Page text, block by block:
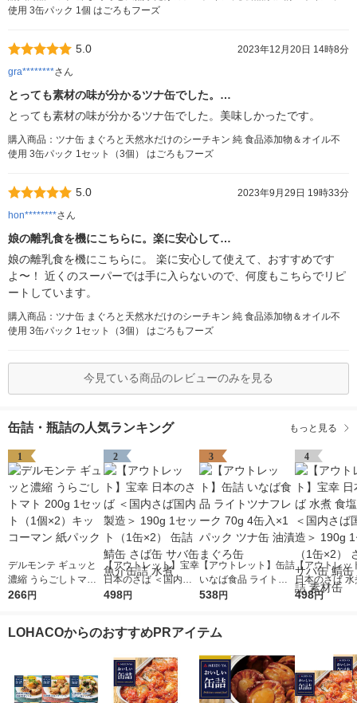
使用 3缶パック 1個 はごろもフーズ
5.0
2023年12月20日 14時8分
gra********さん
とっても素材の味が分かるツナ缶でした。…
とっても素材の味が分かるツナ缶でした。美味しかったです。
購入商品：ツナ缶 まぐろと天然水だけのシーチキン 純 食品添加物＆オイル不
使用 3缶パック 1セット（3個） はごろもフーズ
5.0
2023年9月29日 19時33分
hon********さん
娘の離乳食を機にこちらに。楽に安心して…
娘の離乳食を機にこちらに。 楽に安心して使えて、おすすめです
よ〜！ 近くのスーパーでは手に入らないので、何度もこちらでリピ
ートしています。
購入商品：ツナ缶 まぐろと天然水だけのシーチキン 純 食品添加物＆オイル不
使用 3缶パック 1セット（3個） はごろもフーズ
今見ている商品のレビューのみを見る
缶詰・瓶詰の人気ランキング もっと見る
1
デルモンテ ギュッと
濃縮 うらごしトマト
200g 1セット（1個×
266円
2
【アウトレット】宝幸
日本のさば ＜国内さ
ば国内製造＞ 190g 1
介缶詰 水煮
498円
3
【アウトレット】缶詰
いなば食品 ライトツ
ナフレーク 70g 4缶入
538円
4
【アウトレッ
日本のさば
不使用 ＜国内
498円
LOHACOからのおすすめPRアイテム